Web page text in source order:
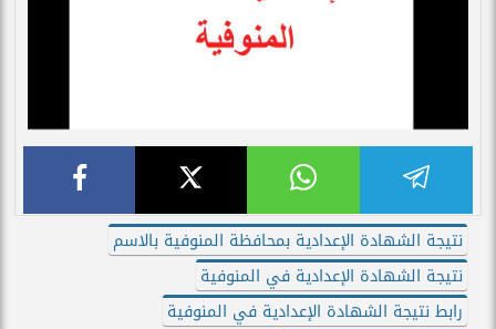
نتيجة الشهادة الإعدادية بمحافظة المنوفية بالاسم
نتيجة الشهادة الإعدادية في المنوفية
رابط نتيجة الشهادة الإعدادية في المنوفية